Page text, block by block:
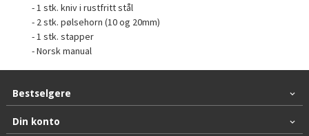
- 1 stk. kniv i rustfritt stål
- 2 stk. pølsehorn (10 og 20mm)
- 1 stk. stapper
- Norsk manual
Bestselgere
Din konto